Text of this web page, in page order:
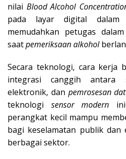
nilai Blood Alcohol
pada layar digital
memudahkan petugas
saatpemeriksaan alkohol
Secara teknologi, cara kerja
integrasi canggih antara
elektronik, dan pemrosesan
teknologi sensor modern
perangkat kecil mampu
bagi keselamatan publik dan
berbagai sektor.